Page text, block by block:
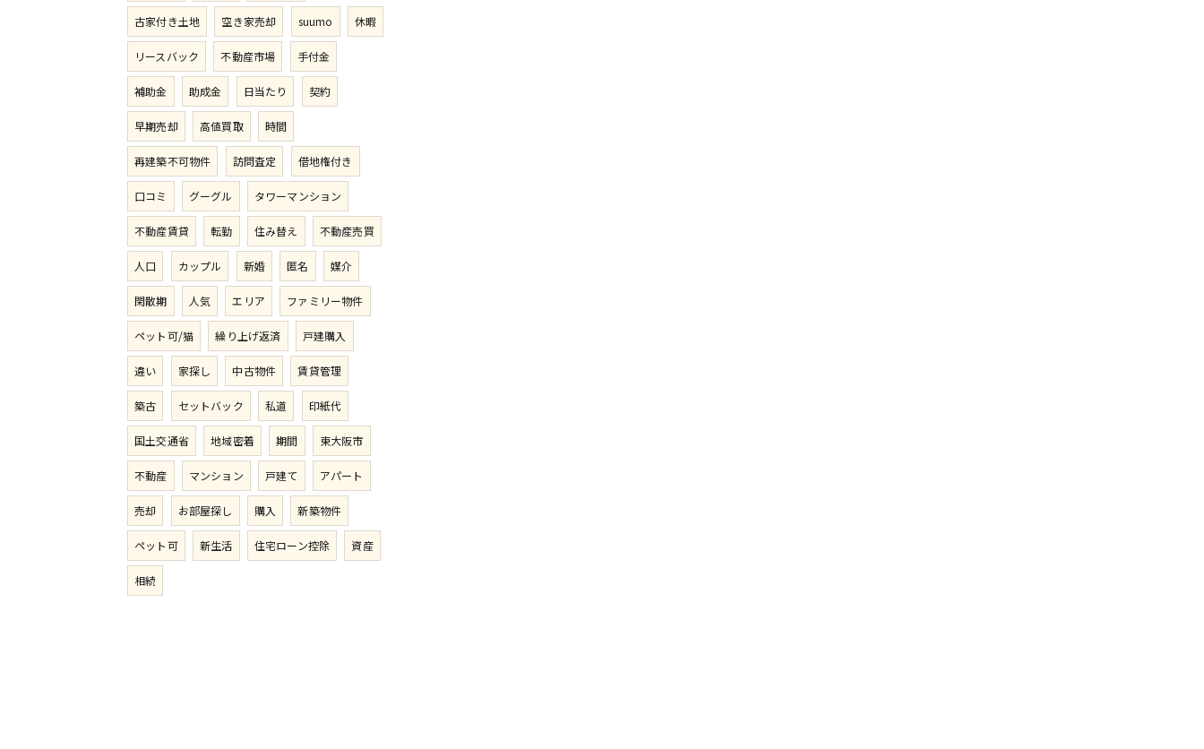
古家付き土地 空き家売却 suumo 休暇
リースバック 不動産市場 手付金
補助金 助成金 日当たり 契約
早期売却 高値買取 時間
再建築不可物件 訪問査定 借地権付き
口コミ グーグル タワーマンション
不動産賃貸 転勤 住み替え 不動産売買
人口 カップル 新婚 匿名 媒介
閑散期 人気 エリア ファミリー物件
ペット可/猫 繰り上げ返済 戸建購入
違い 家探し 中古物件 賃貸管理
築古 セットバック 私道 印紙代
国土交通省 地域密着 期間 東大阪市
不動産 マンション 戸建て アパート
売却 お部屋探し 購入 新築物件
ペット可 新生活 住宅ローン控除 資産
相続